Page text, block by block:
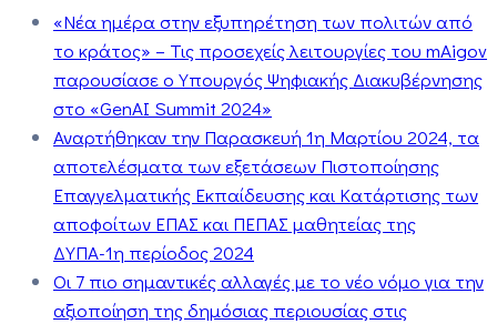
«Νέα ημέρα στην εξυπηρέτηση των πολιτών από
το κράτος» – Τις προσεχείς λειτουργίες του mAigov
παρουσίασε ο Υπουργός Ψηφιακής Διακυβέρνησης
στο «GenAI Summit 2024»
Αναρτήθηκαν την Παρασκευή 1η Μαρτίου 2024, τα
αποτελέσματα των εξετάσεων Πιστοποίησης
Επαγγελματικής Εκπαίδευσης και Κατάρτισης των
αποφοίτων ΕΠΑΣ και ΠΕΠΑΣ μαθητείας της
ΔΥΠΑ-1η περίοδος 2024
Οι 7 πιο σημαντικές αλλαγές με το νέο νόμο για την
αξιοποίηση της δημόσιας περιουσίας στις